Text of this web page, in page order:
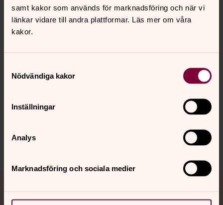
samt kakor som används för marknadsföring och när vi
länkar vidare till andra plattformar. Läs mer om våra
kakor.
Nödvändiga kakor
Inställningar
Analys
Marknadsföring och sociala medier
Kontakt
Hitta snabbt
Jourhavande präst